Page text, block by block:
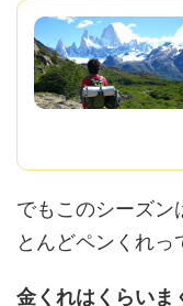
でもこのシーズン
とんどペンくれっ
金くれはくらいま